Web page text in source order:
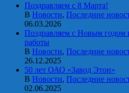
Поздравляем с 8 Марта!
В Новости, Последние
06.03.2026
Поздравляем с Новым годом
работы
В Новости, Последние
26.12.2025
50 лет ОАО «Завод Этон»
В Новости, Последние
02.06.2025